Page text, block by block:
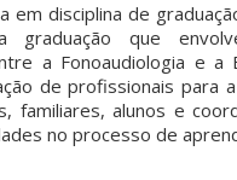
em disciplina de
graduação que
a Fonoaudiologia e a
de profissionais para
familiares, alunos e
no processo de